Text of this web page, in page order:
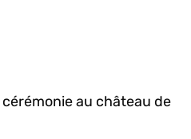
au château de